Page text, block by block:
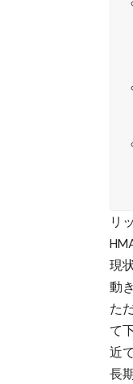
リ
現
動
た
て
近
長